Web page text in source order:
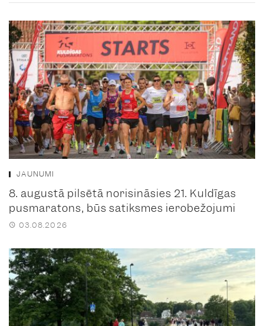
JAUNUMI
8. augustā pilsētā norisināsies 21. Kuldīgas
pusmaratons, būs satiksmes ierobežojumi
03.08.2026